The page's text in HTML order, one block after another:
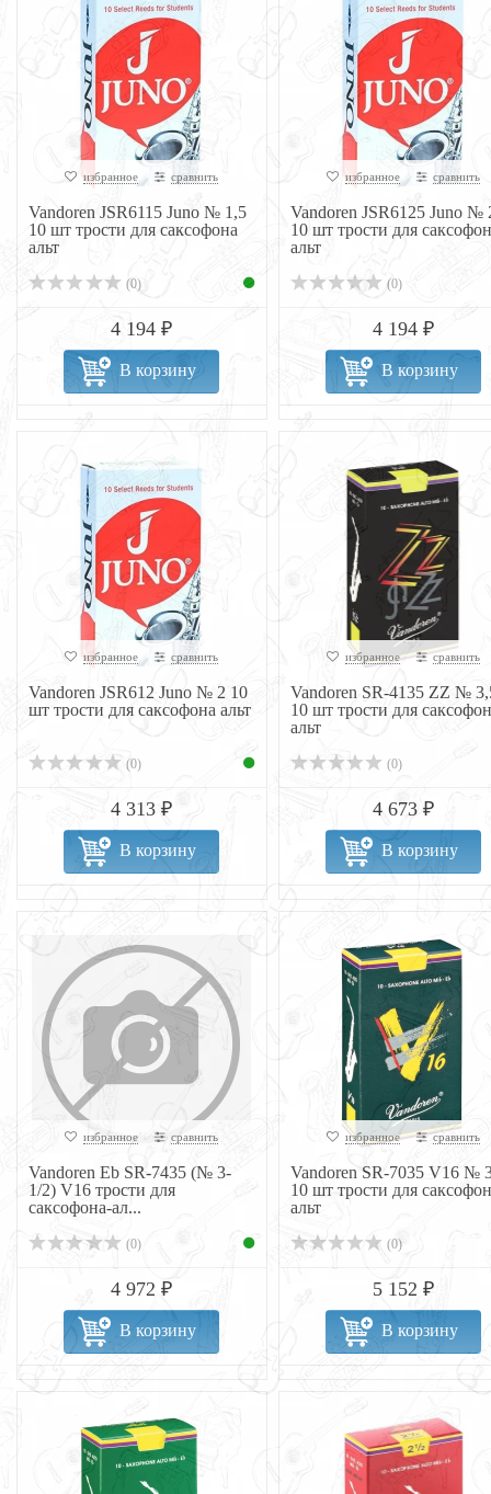
избранное сравнить
Vandoren JSR6115 Juno № 1,5
10 шт трости для саксофона
альт
(0)
4 194 ₽
В корзину
избранное сравнить
Vandoren JSR6125 Juno №
10 шт трости для
альт
(0)
4 194 ₽
В корзину
избранное сравнить
Vandoren JSR612 Juno № 2 10
шт трости для саксофона альт
(0)
4 313 ₽
В корзину
избранное сравнить
Vandoren SR-4135 ZZ №
10 шт трости для
альт
(0)
4 673 ₽
В корзину
избранное сравнить
Vandoren Eb SR-7435 (№ 3-
1/2) V16 трости для
саксофона-ал...
(0)
4 972 ₽
В корзину
избранное сравнить
Vandoren SR-7035 V16 №
10 шт трости для
альт
(0)
5 152 ₽
В корзину